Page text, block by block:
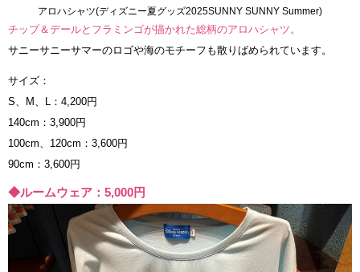
アロハシャツ(ディズニー夏グッズ2025SUNNY SUNNY Summer)
チップ＆デールとフラミンゴが描かれた総柄のアロハシャツ。
サニーサニーサマーのロゴや海のモチーフも散りばめられています。
サイズ：
S、M、L：4,200円
140cm：3,900円
100cm、120cm：3,600円
90cm：3,600円
◆ルームウェア：5,000円